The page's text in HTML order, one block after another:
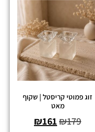
זוג פמוטי קריסטל | שקוף
מאט
₪179
₪161